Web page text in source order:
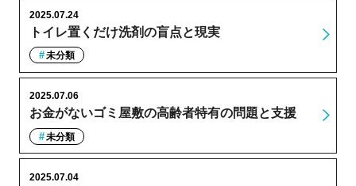
トイレ置くだけ洗剤の盲点と現実
2025.07.24
未分類
お金がないゴミ屋敷の高齢者特有の問題と支援
2025.07.06
未分類
2025.07.04